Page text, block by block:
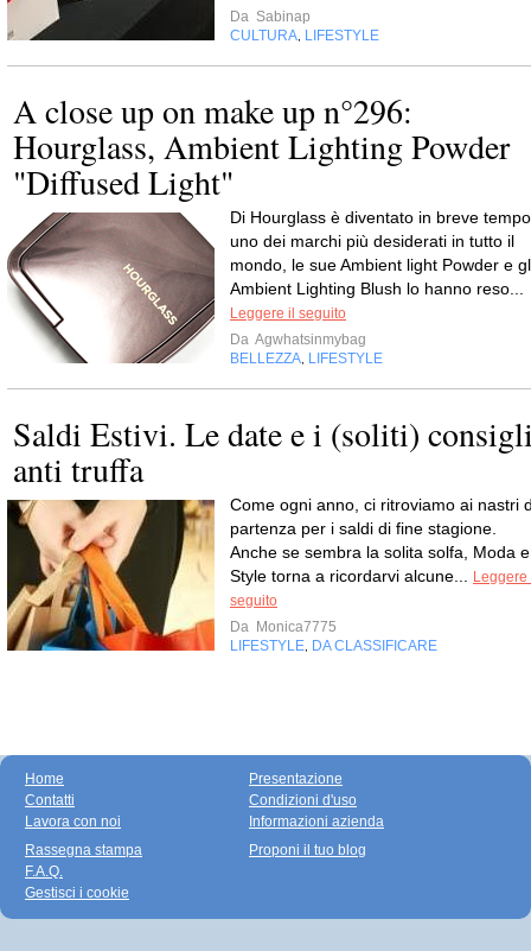
Da Sabinap
CULTURA LIFESTYLE
A close up on make up n°296:
Hourglass, Ambient Lighting Powder
"Diffused Light"
Di Hourglass è diventato in breve tempo
uno dei marchi più desiderati in tutto il
mondo, le sue Ambient light Powder e
Ambient Lighting Blush lo hanno reso...
Leggere il seguito
Da Agwhatsinmybag
BELLEZZA LIFESTYLE
Saldi Estivi. Le date e i (soliti)
anti truffa
Come ogni anno, ci ritroviamo ai nastri
partenza per i saldi di fine stagione.
Anche se sembra la solita solfa, Moda e
Style torna a ricordarvi alcune...
Leggere
seguito
Da Monica7775
LIFESTYLE DA CLASSIFICARE
Home
Contatti
Lavora con noi
Presentazione
Condizioni d'uso
Informazioni azienda
Rassegna stampa
F.A.Q.
Gestisci i cookie
Proponi il tuo blog